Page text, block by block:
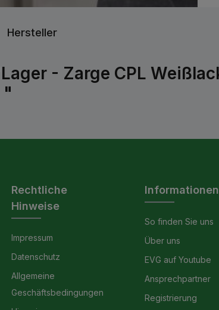
Hersteller
- Zarge CPL
"
Rechtliche
Hinweise
Impressum
Datenschutz
Allgemeine
Geschäftsbedingungen
Informationen
So finden Sie uns
Über uns
EVG auf Youtube
Ansprechpartner
Registrierung